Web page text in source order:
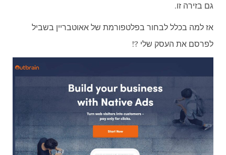
גם בזירה זו.
אז למה בכלל לבחור בפלטפורמת של אאוטבריין בשביל
לפרסם את העסק שלי ?!